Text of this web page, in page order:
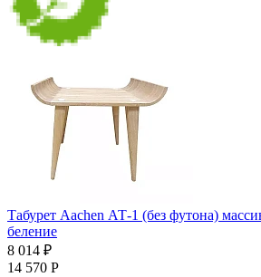
Табурет Aachen АТ-1 (без футона)
беление
8 014 ₽
14 570 Р